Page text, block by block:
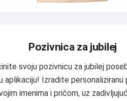
Pozivnica za jubilej
svoju pozivnicu za jubilej
aplikaciju! Izradite personaliziranu
imenima i pričom, uz